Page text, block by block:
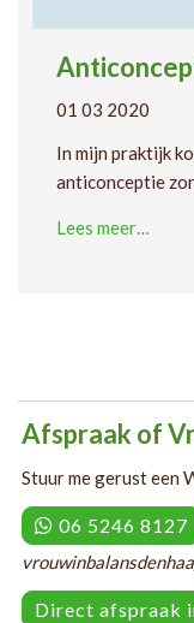
01 03 2020
In mijn praktijk
anticonceptie
Lees meer…
Afspraak of
Stuur me gerust een
06 5246 8127
Direct afspraak